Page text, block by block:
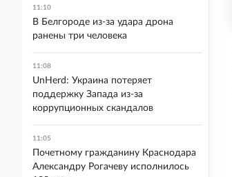
11:10
В Белгороде из-за удара дрона
ранены три человека
11:08
UnHerd: Украина потеряет
поддержку Запада из-за
коррупционных скандалов
11:05
Почетному гражданину Краснодара
Александру Рогачеву исполнилось